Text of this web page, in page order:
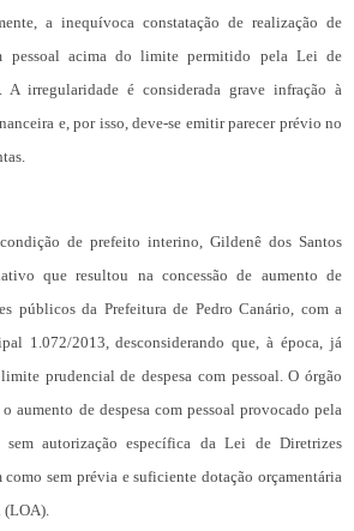
a inequívoca constatação de realização de
pessoal acima do limite permitido pela Lei de
A irregularidade é considerada grave infração à
e, por isso, deve-se emitir parecer prévio no
de prefeito interino, Gildenê dos Santos
que resultou na concessão de aumento de
públicos da Prefeitura de Pedro Canário, com a
1.072/2013, desconsiderando que, à época, já
prudencial de despesa com pessoal. O órgão
aumento de despesa com pessoal provocado pela
autorização específica da Lei de Diretrizes
como sem prévia e suficiente dotação orçamentária
(LOA).